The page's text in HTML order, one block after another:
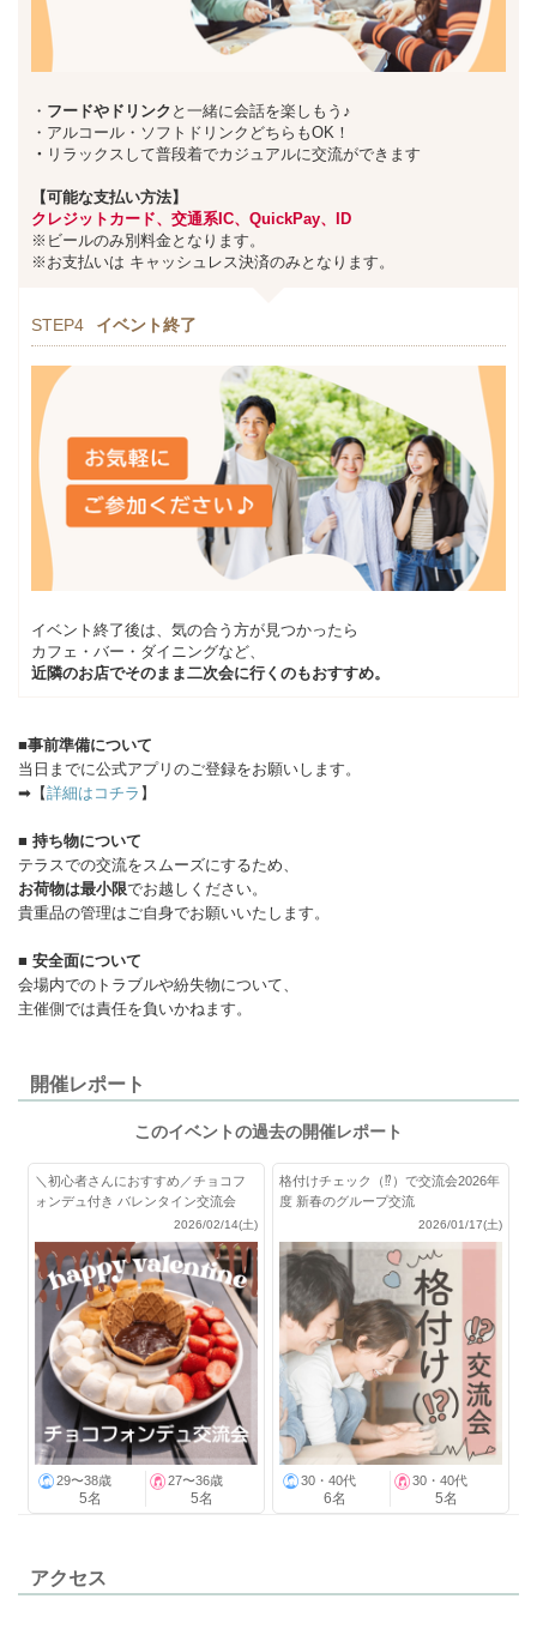
・ フードやドリンク と一緒に会話を楽しもう♪
・アルコール・ソフトドリンクどちらもOK！
・ リラックスして普段着でカジュアルに交流ができます
【可能な支払い方法】
クレジットカード、交通系IC、QuickPay、ID
※ビールのみ別料金となります。
※お支払いは キャッシュレス決済のみとなります。
STEP4 イベント終了
イベント終了後は、気の合う方が見つかったら
カフェ・バー・ダイニングなど、
近隣のお店でそのまま二次会に行くのもおすすめ。
■事前準備について
当日までに公式アプリのご登録をお願いします。
➡【詳細はコチラ 】
■ 持ち物について
テラスでの交流をスムーズにするため、
お荷物は最小限でお越しください。
貴重品の管理はご自身でお願いいたします。
■ 安全面について
会場内でのトラブルや紛失物について、
主催側では責任を負いかねます。
開催レポート
このイベントの過去の開催レポート
＼初心者さんにおすすめ／チョコフ
ォンデュ付き バレンタイン交流会
2026/02/14(土)
29〜38歳
5名
27〜36歳
5名
格付けチェック（⁉）で交流会2026年
度 新春のグループ交流
2026/01/17(土)
30・40代
6名
30・40代
5名
アクセス